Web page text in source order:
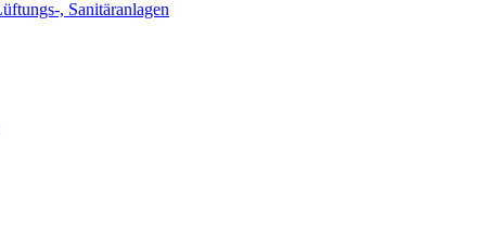
, Sanitäranlagen